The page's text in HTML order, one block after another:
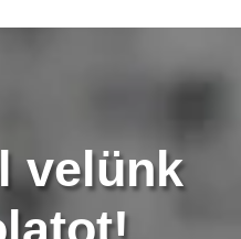
velünk